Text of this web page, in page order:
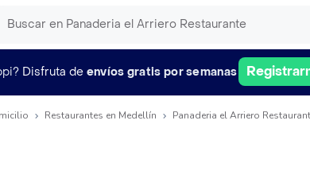
Disfruta de envíos gratis por semanas
Restaurantes en Medellín Panaderia el Arriero